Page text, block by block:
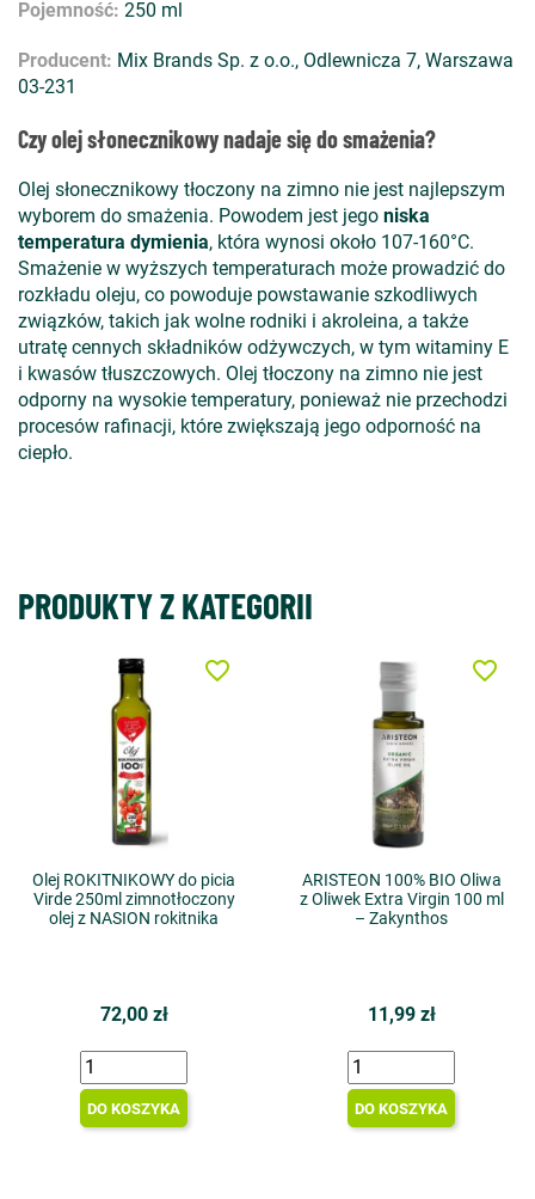
Pojemność: 250 ml
Producent: Mix Brands Sp. z o.o., Odlewnicza 7, Warszawa
03-231
Czy olej słonecznikowy nadaje się do smażenia?
Olej słonecznikowy tłoczony na zimno nie jest najlepszym
wyborem do smażenia. Powodem jest jego niska
temperatura dymienia, która wynosi około 107-160°C.
Smażenie w wyższych temperaturach może prowadzić do
rozkładu oleju, co powoduje powstawanie szkodliwych
związków, takich jak wolne rodniki i akroleina, a także
utratę cennych składników odżywczych, w tym witaminy E
i kwasów tłuszczowych. Olej tłoczony na zimno nie jest
odporny na wysokie temperatury, ponieważ nie przechodzi
procesów rafinacji, które zwiększają jego odporność na
ciepło.
PRODUKTY Z KATEGORII
Olej ROKITNIKOWY do picia
Virde 250ml zimnotłoczony
olej z NASION rokitnika
72,00 zł
DO KOSZYKA
favorite_border
ARISTEON 100% BIO Oliwa
z Oliwek Extra Virgin 100 ml
– Zakynthos
11,99 zł
DO KOSZYKA
favorite_border